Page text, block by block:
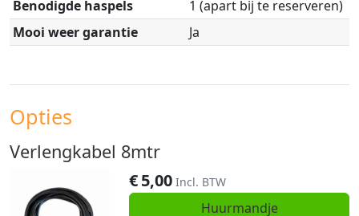
Benodigde haspels
1 (apart bij te reserveren)
Mooi weer garantie
Ja
Opties
Verlengkabel 8mtr
€5,00 Incl. BTW
Huurmandje